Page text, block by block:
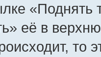
«Поднять
её в
то